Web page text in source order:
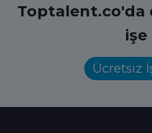
Toptalent.co'da
işe
Ücretsiz